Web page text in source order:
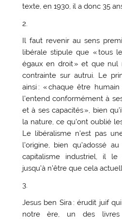
texte, en 1930, il a donc 35
Il faut revenir au sens
libérale stipule que « tous
égaux en droit » et que nul
contrainte sur autrui. Le
ainsi : « chaque être
l’entend conformément à
et à ses capacités », bien
la nature, ce qu’ont oublié
Le libéralisme n’est pas
l’origine, bien qu’adossé
capitalisme industriel, il
jusqu’à n’être que cela
Jesus ben Sira : érudit juif
notre ère, un des livres